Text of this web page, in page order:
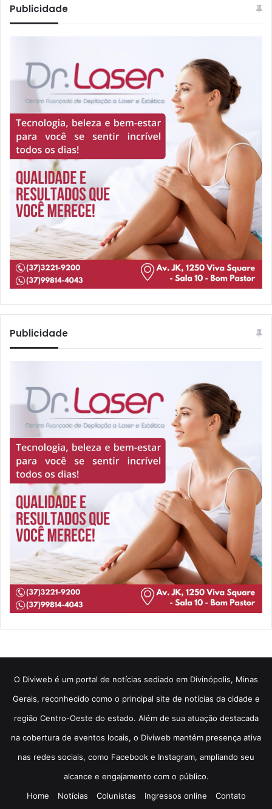
Publicidade
Publicidade
​O Diviweb é um portal de notícias sediado em Divinópolis, Minas
Gerais, reconhecido como o principal site de notícias da cidade e
região Centro-Oeste do estado. Além de sua atuação destacada
na cobertura de eventos locais, o Diviweb mantém presença ativa
nas redes sociais, como Facebook e Instagram, ampliando seu
alcance e engajamento com o público.
Home
Notícias Colunistas Ingressos online Contato